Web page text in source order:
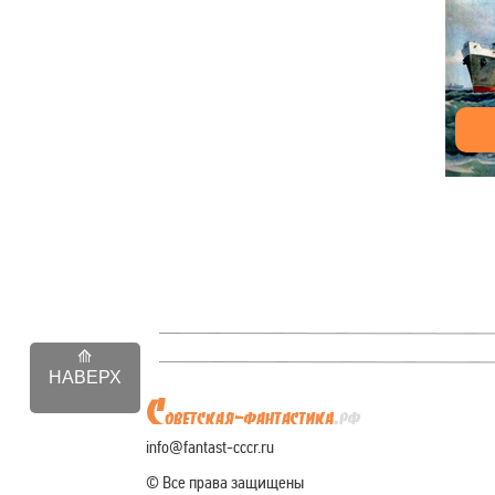
НАВЕРХ
info@fantast-cccr.ru
© Все права защищены